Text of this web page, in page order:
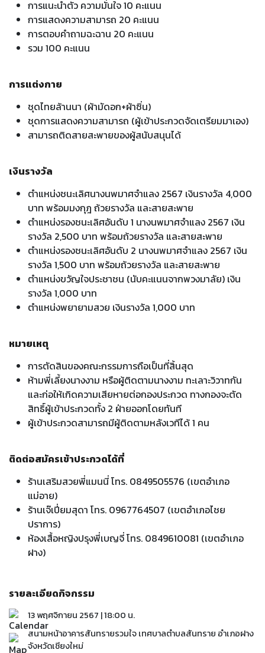
การแนะนำตัว ความมั่นใจ 10 คะแนน
การแสดงความสามารถ 20 คะแนน
การตอบคำถามฉะฉาน 20 คะแนน
รวม 100 คะแนน
การแต่งกาย
ชุดไทยล้านนา (ผ้ามัดอก+ผ้าซิ่น)
ชุดการแสดงความสามารถ (ผู้เข้าประกวดจัดเตรียมมาเอง)
สามารถติดสายสะพายของผู้สนับสนุนได้
เงินรางวัล
ตำแหน่งชนะเลิศนางนพมาศจำแลง 2567 เงินรางวัล 4,000
บาท พร้อมมงกุฎ ถ้วยรางวัล และสายสะพาย
ตำแหน่งรองชนะเลิศอันดับ 1 นางนพมาศจำแลง 2567 เงิน
รางวัล 2,500 บาท พร้อมถ้วยรางวัล และสายสะพาย
ตำแหน่งรองชนะเลิศอันดับ 2 นางนพมาศจำแลง 2567 เงิน
รางวัล 1,500 บาท พร้อมถ้วยรางวัล และสายสะพาย
ตำแหน่งขวัญใจประชาชน (นับคะแนนจากพวงมาลัย) เงิน
รางวัล 1,000 บาท
ตำแหน่งพยายามสวย เงินรางวัล 1,000 บาท
หมายเหตุ
การตัดสินของคณะกรรมการถือเป็นที่สิ้นสุด
ห้ามพี่เลี้ยงนางงาม หรือผู้ติดตามนางงาม ทะเลาะวิวาทกัน
และก่อให้เกิดความเสียหายต่อกองประกวด ทางกองจะตัด
สิทธิ์ผู้เข้าประกวดทั้ง 2 ฝ่ายออกโดยทันที
ผู้เข้าประกวดสามารถมีผู้ติดตามหลังเวทีได้ 1 คน
ติดต่อสมัครเข้าประกวดได้ที่
ร้านเสริมสวยพี่แมนนี่ โทร. 0849505576 (เขตอำเภอ
แม่อาย)
ร้านเจ๊เปี่ยมสุดา โทร. 0967764507 (เขตอำเภอไชย
ปราการ)
ห้องเสื้อหญิงปรุงพี่เบญจี่ โทร. 0849610081 (เขตอำเภอ
ฝาง)
รายละเอียดกิจกรรม
13 พฤศจิกายน 2567 | 18:00 น.
สนามหน้าอาคารสันทรายรวมใจ เทศบาลตำบลสันทราย อำเภอฝาง
จังหวัดเชียงใหม่